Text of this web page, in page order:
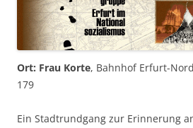
Ort: Frau Korte, Bahnhof Erfurt-
179
Ein Stadtrundgang zur Erinnerung